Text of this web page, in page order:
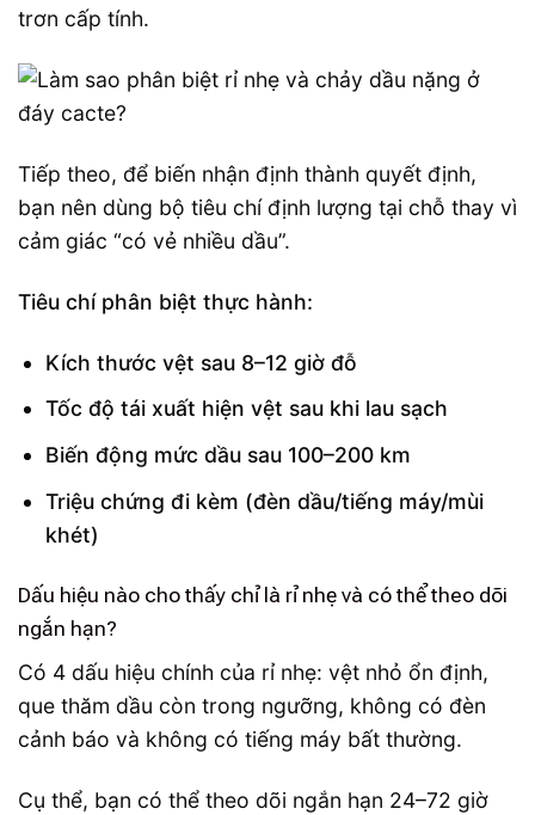
trơn cấp tính.
Tiếp theo, để biến nhận định thành quyết định,
bạn nên dùng bộ tiêu chí định lượng tại chỗ thay vì
cảm giác “có vẻ nhiều dầu”.
Tiêu chí phân biệt thực hành:
Kích thước vệt sau 8–12 giờ đỗ
Tốc độ tái xuất hiện vệt sau khi lau sạch
Biến động mức dầu sau 100–200 km
Triệu chứng đi kèm (đèn dầu/tiếng máy/mùi
khét)
Dấu hiệu nào cho thấy chỉ là rỉ nhẹ và có thể theo dõi
ngắn hạn?
Có 4 dấu hiệu chính của rỉ nhẹ: vệt nhỏ ổn định,
que thăm dầu còn trong ngưỡng, không có đèn
cảnh báo và không có tiếng máy bất thường.
Cụ thể, bạn có thể theo dõi ngắn hạn 24–72 giờ